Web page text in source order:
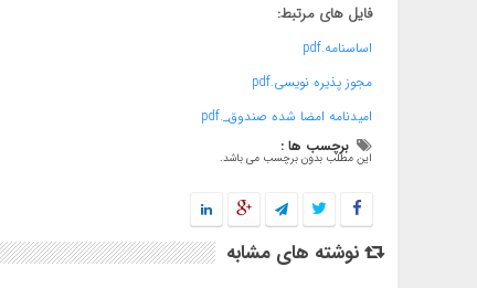
فایل های مرتبط:
اساسنامه.pdf
مجوز پذیره نویسی.pdf
امیدنامه امضا شده صندوق_.pdf
برچسب ها :
این مطلب بدون برچسب می باشد.
نوشته های مشابه